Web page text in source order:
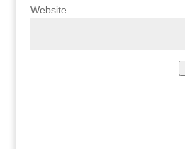
Website